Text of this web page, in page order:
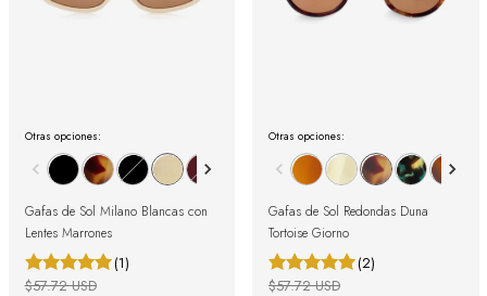
Otras opciones:
Gafas de Sol Milano Blancas con
Lentes Marrones
(1)
$57.72 USD
Otras opciones:
Gafas de Sol Redondas Duna
Tortoise Giorno
(2)
$57.72 USD